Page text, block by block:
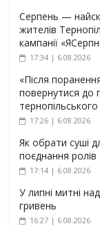
Серпень —
жителів
кампанії
17:34 | 6.08.2026
«Після
повернутися до
тернопільського
17:26 | 6.08.2026
Як обрати суші
поєднання ролів
17:14 | 6.08.2026
У липні митні
гривень
16:27 | 6.08.2026